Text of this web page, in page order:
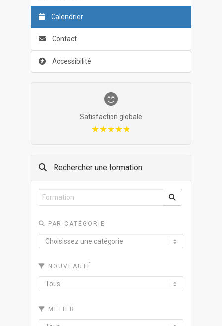
Calendrier
Contact
Accessibilité
Satisfaction globale
★★★★★
★★★★★
Rechercher une formation
PAR CATÉGORIE
NOUVEAUTÉ
MÉTIER